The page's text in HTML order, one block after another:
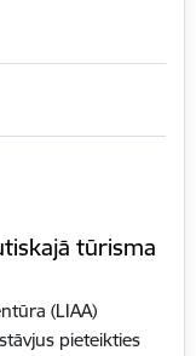
tūrisma
(LIAA)
pieteikties